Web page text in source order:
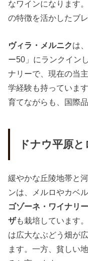
なワインになります
の特徴を活かしたブ
ヴィラ・メルニクは
ー50」にランクイン
ナリーで、現在の当
学経験も持っていま
育てながらも、国際
ドナウ平原
緩やかな丘陵地帯と
ンは、メルロやカベ
ゴゾーネ・ワイナリー
ザも栽培しています
は広大なぶどう畑が
ます。一方、貧しい